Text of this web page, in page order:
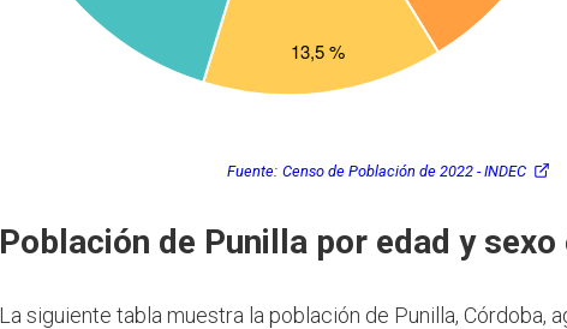
Fuente: Censo de Población de 2022 - INDEC
Población de Punilla por edad y sexo
La siguiente tabla muestra la población de Punilla, Córdoba,